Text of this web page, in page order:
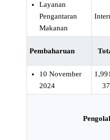
Layanan
Pengantaran
Makanan
Pembaharuan
10 November
2024
37